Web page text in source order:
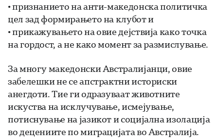
• признанието на анти-македонска политичка
цел зад формирањето на клубот и
• прикажувањето на овие дејствија како точка
на гордост, а не како момент за размислување.
За многу македонски Австралијанци, овие
забелешки не се апстрактни историски
анегдоти. Тие ги одразуваат животните
искуства на исклучување, исмејување,
потиснување на јазикот и социјална изолација
во децениите по миграцијата во Австралија.